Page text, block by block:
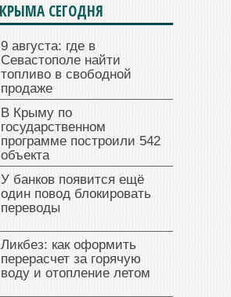
СЕГОДНЯ
9 августа: где в
Севастополе найти
топливо в свободной
продаже
В Крыму по
государственном
программе построили 542
объекта
У банков появится ещё
один повод блокировать
переводы
Ликбез: как оформить
перерасчет за горячую
воду и отопление летом